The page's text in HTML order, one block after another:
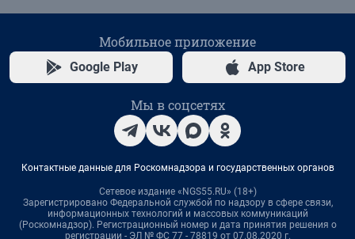
Мобильное приложение
Google Play App Store
Мы в соцсетях
Контактные данные для Роскомнадзора и государственных органов
Сетевое издание «NGS55.RU» (18+)
Зарегистрировано Федеральной службой по надзору в сфере связи,
информационных технологий и массовых коммуникаций
(Роскомнадзор). Регистрационный номер и дата принятия решения о
регистрации - ЭЛ № ФС 77 - 78819 от 07.08.2020 г.